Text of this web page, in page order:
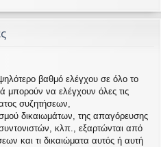
βαθμό ελέγχου σε όλο το
να ελέγχουν όλες τις
συζητήσεων,
δικαιωμάτων, της απαγόρευσης
κλπ., εξαρτώνται από
και τι δικαιώματα αυτός ή αυτή